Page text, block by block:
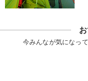
今みんなが気になっ